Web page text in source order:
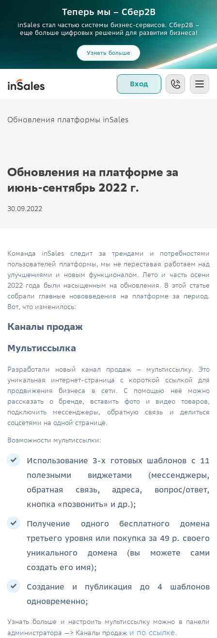
Теперь мы – Сбер2B
inSales стал частью системы бизнес-сервисов. Сбер2В –
еще больше цифровых решений для развития бизнеса!
Узнать больше
Вход
Обновления платформы inSales
Обновления на платформе за
июнь-сентябрь 2022 г.
30.09.2022
Команда inSales следит за трендами и потребностями
пользователей платформы, мы не переставая работаем над
улучшениями и новым функционалом. Лето и часть осени
2022 года были насыщенным на обновления. В этой статье
собрали главные нововведения на платформе за период.
Вот, что изменилось:
Каналы продаж
Мультиссылка
Разработали новый канал продаж – мультиссылку. Это
уникальная интернет-страница с короткой ссылкой для
продвижения бизнеса в сети. С помощью неё можно
рассказать о бренде, вставить фото и видео товаров,
подключить мессенджеры, обратную связь и делиться
соцсетями на одной странице.
Возможности мультиссылки:
Использование 3-х готовых шаблонов с 11
полезными виджетами (мессенджеры,
обратная связь, адреса, вопрос/ответ,
кнопка «позвонить» и др.);
Получение одного бесплатного домена
третьего уровня или покупка за 49 р. своего
уникального домена (вы можете сами
создать его имя);
Создание и публикация до 4 шаблонов
одновременно;
Узнать больше и настроить мультиссылку можно в панели
администратора —> Каналы продаж и по ссылке.